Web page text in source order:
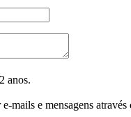
anos.
mails e mensagens